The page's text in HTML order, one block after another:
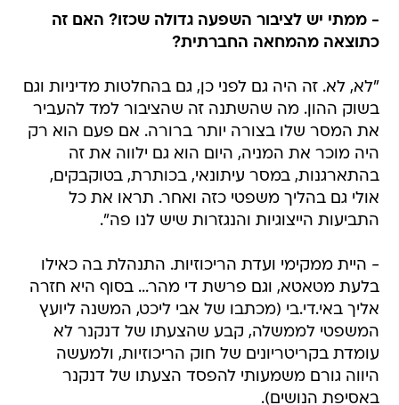
- ממתי יש לציבור השפעה גדולה שכזו? האם זה
כתוצאה מהמחאה החברתית?
"לא, לא. זה היה גם לפני כן, גם בהחלטות מדיניות וגם
בשוק ההון. מה שהשתנה זה שהציבור למד להעביר
את המסר שלו בצורה יותר ברורה. אם פעם הוא רק
היה מוכר את המניה, היום הוא גם ילווה את זה
בהתארגנות, במסר עיתונאי, בכותרת, בטוקבקים,
אולי גם בהליך משפטי כזה ואחר. תראו את כל
התביעות הייצוגיות והנגזרות שיש לנו פה".
- היית ממקימי ועדת הריכוזיות. התנהלת בה כאילו
בלעת מטאטא, וגם פרשת די מהר... בסוף היא חזרה
אליך באי.די.בי (מכתבו של אבי ליכט, המשנה ליועץ
המשפטי לממשלה, קבע שהצעתו של דנקנר לא
עומדת בקריטריונים של חוק הריכוזיות, ולמעשה
היווה גורם משמעותי להפסד הצעתו של דנקנר
באסיפת הנושים).